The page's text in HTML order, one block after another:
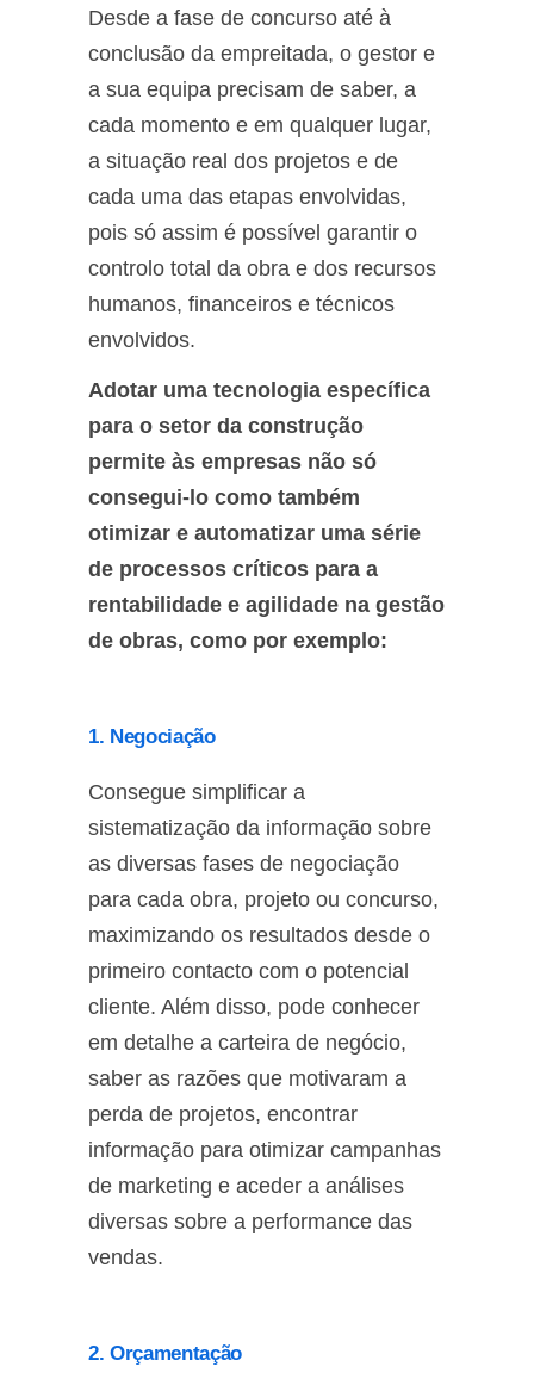
Desde a fase de concurso até à
conclusão da empreitada, o gestor e
a sua equipa precisam de saber, a
cada momento e em qualquer lugar,
a situação real dos projetos e de
cada uma das etapas envolvidas,
pois só assim é possível garantir o
controlo total da obra e dos recursos
humanos, financeiros e técnicos
envolvidos.
Adotar uma tecnologia específica
para o setor da construção
permite às empresas não só
consegui-lo como também
otimizar e automatizar uma série
de processos críticos para a
rentabilidade e agilidade na gestão
de obras, como por exemplo:
1. Negociação
Consegue simplificar a
sistematização da informação sobre
as diversas fases de negociação
para cada obra, projeto ou concurso,
maximizando os resultados desde o
primeiro contacto com o potencial
cliente. Além disso, pode conhecer
em detalhe a carteira de negócio,
saber as razões que motivaram a
perda de projetos, encontrar
informação para otimizar campanhas
de marketing e aceder a análises
diversas sobre a performance das
vendas.
2. Orçamentação